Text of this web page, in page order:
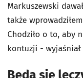
Markuszewski
także
Chodziło o to, aby
kontuzji - wyjaśniał
Będą się